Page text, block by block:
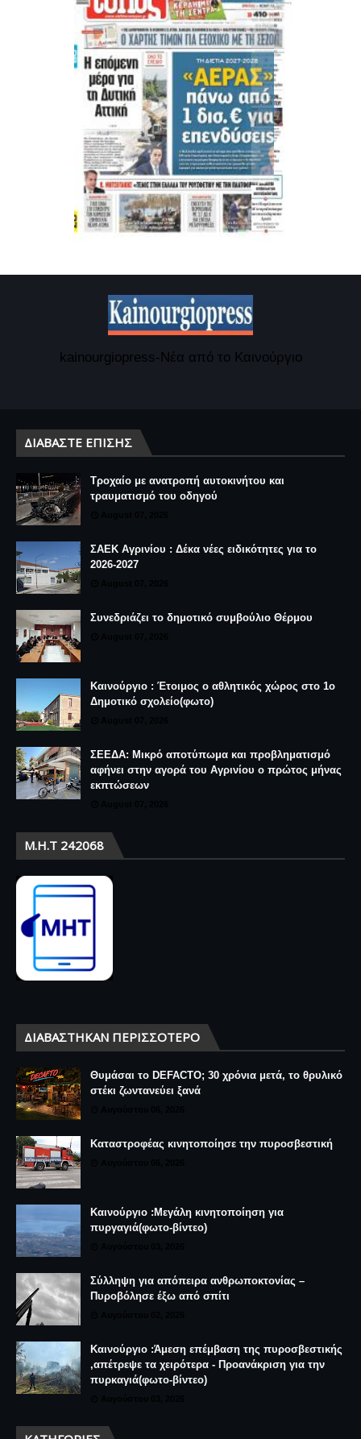
kainourgiopress-Νέα από το Καινούργιο
ΔΙΑΒΆΣΤΕ ΕΠΊΣΗΣ
Τροχαίο με ανατροπή αυτοκινήτου και
τραυματισμό του οδηγού
ΣΑΕΚ Αγρινίου : Δέκα νέες ειδικότητες για το
2026-2027
Συνεδριάζει το δημοτικό συμβούλιο Θέρμου
Καινούργιο : Έτοιμος ο αθλητικός χώρος στο 1ο
Δημοτικό σχολείο(φωτο)
ΣΕΕΔΑ: Μικρό αποτύπωμα και προβληματισμό
αφήνει στην αγορά του Αγρινίου ο πρώτος μήνας
εκπτώσεων
Μ.Η.Τ 242068
ΔΙΑΒΆΣΤΗΚΑΝ ΠΕΡΙΣΣΌΤΕΡΟ
Θυμάσαι το DEFACTO; 30 χρόνια μετά, το θρυλικό
στέκι ζωντανεύει ξανά
Καταστροφέας κινητοποίησε την πυροσβεστική
Καινούργιο :Μεγάλη κινητοποίηση για
πυργαγιά(φωτο-βίντεο)
Σύλληψη για απόπειρα ανθρωποκτονίας –
Πυροβόλησε έξω από σπίτι
Καινούργιο :Άμεση επέμβαση της πυροσβεστικής
,απέτρεψε τα χειρότερα - Προανάκριση για την
πυρκαγιά(φωτο-βίντεο)